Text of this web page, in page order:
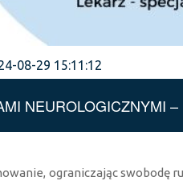
08-29 15:11:12
NEUROLOGICZNYMI
ograniczając swobodę